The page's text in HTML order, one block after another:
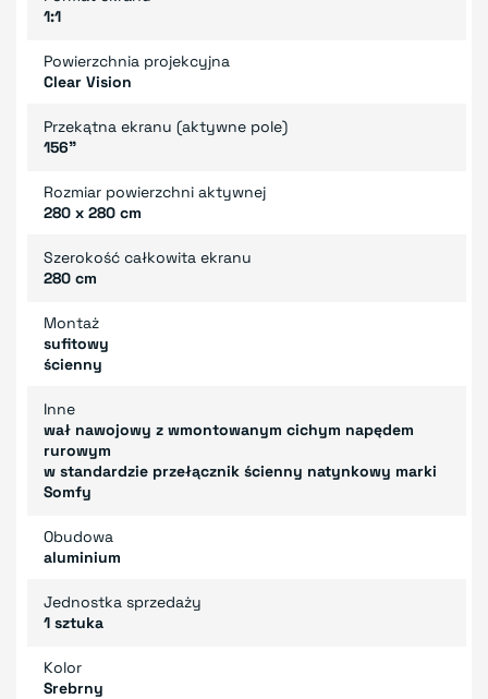
1:1
Powierzchnia projekcyjna
Clear Vision
Przekątna ekranu (aktywne pole)
156"
Rozmiar powierzchni aktywnej
280 x 280 cm
Szerokość całkowita ekranu
280 cm
Montaż
sufitowy
ścienny
Inne
wał nawojowy z wmontowanym cichym napędem
rurowym
w standardzie przełącznik ścienny natynkowy marki
Somfy
Obudowa
aluminium
Jednostka sprzedaży
1 sztuka
Kolor
Srebrny